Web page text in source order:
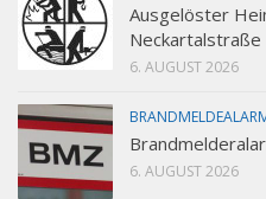
Ausgelöster
Neckartalstraße
6. AUGUST 2026
6. AUGUST 2026